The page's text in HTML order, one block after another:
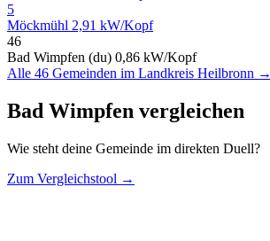
5
Möckmühl 2,91 kW/Kopf
46
Bad Wimpfen (du) 0,86 kW/Kopf
Alle 46 Gemeinden im Landkreis Heilbronn →
Bad Wimpfen vergleichen
Wie steht deine Gemeinde im direkten Duell?
Zum Vergleichstool →